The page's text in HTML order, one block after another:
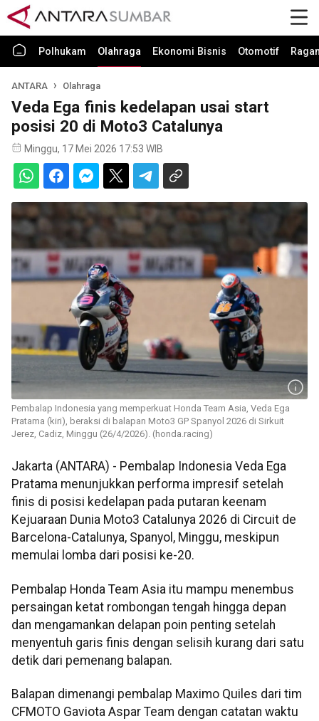
Polhukam Olahraga Ekonomi Bisnis Otomotif
ANTARA Olahraga
Veda Ega finis kedelapan usai start
posisi 20 di Moto3 Catalunya
Minggu, 17 Mei 2026 17:53 WIB
Pembalap Indonesia yang memperkuat Honda Team Asia, Veda Ega
Pratama (kiri), beraksi di balapan Moto3 GP Spanyol 2026 di Sirkuit
Jerez, Cadiz, Minggu (26/4/2026). (honda.racing)
Jakarta (ANTARA) - Pembalap Indonesia Veda Ega
Pratama menunjukkan performa impresif setelah
finis di posisi kedelapan pada putaran keenam
Kejuaraan Dunia Moto3 Catalunya 2026 di Circuit de
Barcelona-Catalunya, Spanyol, Minggu, meskipun
memulai lomba dari posisi ke-20.
Pembalap Honda Team Asia itu mampu menembus
persaingan ketat rombongan tengah hingga depan
dan mengamankan delapan poin penting setelah
menyentuh garis finis dengan selisih kurang dari satu
detik dari pemenang balapan.
Balapan dimenangi pembalap Maximo Quiles dari tim
CFMOTO Gaviota Aspar Team dengan catatan waktu